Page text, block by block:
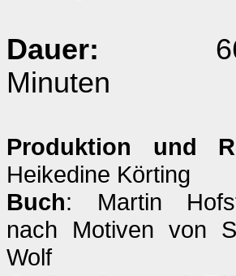
Dauer:
Minuten
Produktion und
Heikedine Körting
Buch: Martin
nach Motiven von
Wolf